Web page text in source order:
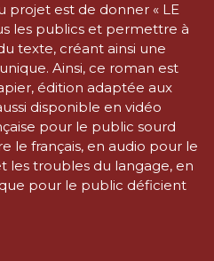
projet est de donner « LE
les publics et permettre à
texte, créant ainsi une
Ainsi, ce roman est
édition adaptée aux
disponible en vidéo
pour le public sourd
le français, en audio pour le
les troubles du langage, en
pour le public déficient